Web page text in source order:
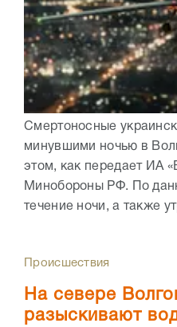
Смертоносные
минувшими ночью в
этом, как передает ИА
Минобороны РФ. По
течение ночи, а также
Происшествия
На севере
разыскивают